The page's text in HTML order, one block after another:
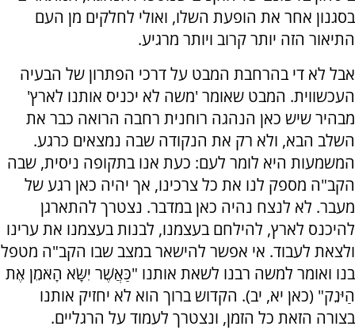
בסגנון אחר את הופעת השלו, ואולי לחלקים מן העם
התיאור הזה יותר קרוב ויותר מרגיע.
אבל לא די בהרחבת המבט על דרכי הפתרון של הבעיה
העכשווית. המבט שאומר 'משה לא יכניס אותנו לארץ'
מבהיר שיש כאן הנהגה רוחנית רחבה הרואה כבר את
השלב הבא, ולא רק את הנקודה שבה נמצאים כרגע.
המשמעות היא לומר לעם: כעת אנו בתקופה ניסית, שבה
הקב"ה מספק לנו את כל צרכינו, אך יהיה כאן רגע של
מעבר. לא לנצח נהיה כאן במדבר. נצטרך להתארגן
להיכנס לארץ, להילחם בעצמנו, לבנות בעצמנו את ערינו
ולצאת לעבוד. אי אפשר להישאר במצב שבו הקב"ה מטפל
בנו ואומר למשה רבנו לשאת אותנו "כַּאֲשֶׁר יִשָּׂא הָאֹמֵן אֶת
הַיֹּנֵק" (כאן יא, יב). הקדוש ברוך הוא לא יחזיק אותנו
בצורה הזאת כל הזמן, ונצטרך לעמוד על הרגליים.